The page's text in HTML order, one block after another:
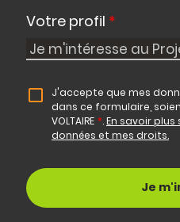
Votre profil *
J'accepte que mes
dans ce formulaire,
VOLTAIRE *.En savoir
données et mes droits.